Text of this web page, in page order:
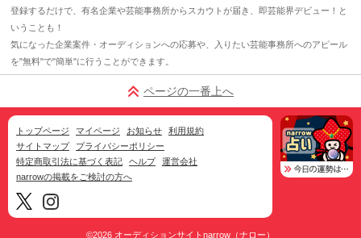
登録するだけで、有名企業や芸能事務所からスカウトが届き、即芸能界デビュー！と
いうことも！
気になった企業案件・オーディションへの応募や、入りたい芸能事務所へのアピール
を"無料"で"簡単"に行うことができます。
ページの一番上へ
トップページ マイページ お知らせ
利用規約
サイトマップ
プライバシーポリシー
特定商取引法に基づく表記
ヘルプ
運営会社
narrowの掲載をご検討の方へ
©2026 オーディションサイトnarrow（ナロー）